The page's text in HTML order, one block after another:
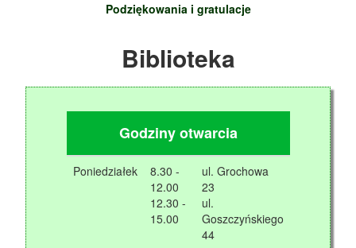
Podziękowania i gratulacje
Biblioteka
Godziny otwarcia
Poniedziałek
8.30 -
12.00
12.30 -
15.00
ul. Grochowa
23
ul.
Goszczyńskiego
44